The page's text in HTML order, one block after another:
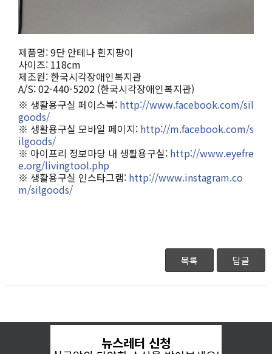
제품명: 9단 안테나 흰지팡이
사이즈: 118cm
제조원: 한국시각장애인복지관
A/S: 02-440-5202 (한국시각장애인복지관)
※ 생활용구실 페이스북: http://www.facebook.com/sil
goods/
※ 생활용구실 모바일 페이지: http://m.facebook.com/s
ilgoods/
※ 아이프리 정보마당 내 생활용구실: http://www.eyefre
e.org/livingtool.php
※ 생활용구실 인스타그램: http://www.instagram.co
m/silgoods/
목록 답글
뉴스레터 신청